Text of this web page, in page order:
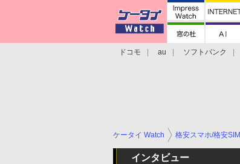
ドコモ au ソフトバンク
ケータイ Watch 格安スマホ/格安SIM
インタビュー